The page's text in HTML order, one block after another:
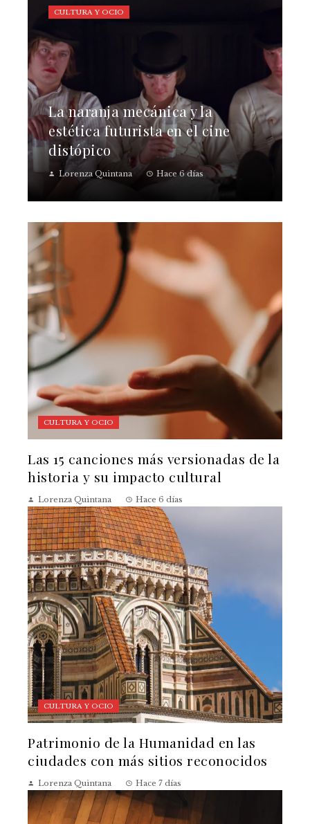
La naranja mecánica y la
estética futurista en el cine
distópico
Lorenza Quintana Hace 6 días
CULTURA Y OCIO
CULTURA Y OCIO
Las 15 canciones más versionadas de la
historia y su impacto cultural
Lorenza Quintana Hace 6 días
CULTURA Y OCIO
Patrimonio de la Humanidad en las
ciudades con más sitios reconocidos
Lorenza Quintana Hace 7 días